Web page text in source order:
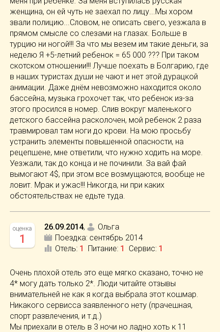
женщина, он ей чуть не заехал по лицу...Мы хором
звали полицию...Словом, не описать свего, уезжала в
прямом смысле со слезами на глазах. Больше в
турцию ни ногой!!! За что мы везем им такие деньги, за
неделю Я +5-летний ребенок = 65 000 ??? При таком
скотском отношении!!! Лучше поехать в Болгарию, где
в наших туристах души не чают и нет этой дурацкой
анимации. Даже днём невозможно находится около
бассейна, музыка грохочет так, что ребенок из-за
этого просился в номер. Слив вокруг маленького
детского бассейна расколочен, мой ребенок 2 раза
травмировал там ноги до крови. На мою просьбу
устранить элементы повышенной опасности, на
рецепшене, мне ответили, что нужно ходить на море.
Уезжали, так до конца и не починили. За вай фай
вымогают 4$, при этом все возмущаются, вообще не
ловит. Мрак и ужас!!! Никогда, ни при каких
обстоятельствах не едьте туда.
оценка
1
26.09.2014,
Ольга
Поездка: сентябрь 2014
Отель: 1 Питание: 1 Сервис: 1
Очень плохой отель это еще мягко сказано, точно не
4* могу дать только 2*. Люди читайте отзывы
внимательней не как я когда выбрала этот кошмар.
Никакого сервисса заявленного нету (прачешная,
спорт развлечения, и т.д.)
Мы приехали в отель в 3 ночи но ладно хоть к 11